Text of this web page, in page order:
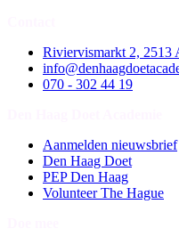
Riviervismarkt 2, 2513
070 - 302 44 19
Aanmelden nieuwsbrief
Den Haag Doet
PEP Den Haag
Volunteer The Hague